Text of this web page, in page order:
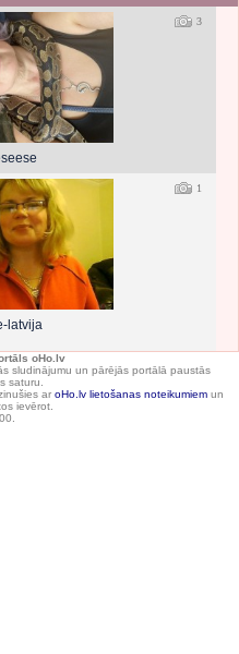
3
1
latvija
oHo.lv
sludinājumu un pārējās portālā paustās
saturu.
ar oHo.lv lietošanas noteikumiemun
ievērot.